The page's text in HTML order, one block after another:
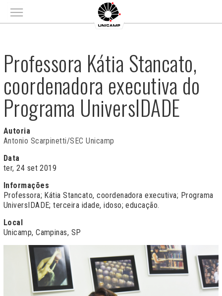
Main menu
Professora Kátia Stancato,
coordenadora executiva do
Programa UniversIDADE
Autoria
Antonio Scarpinetti/SEC Unicamp
Data
ter, 24 set 2019
Informações
Professora; Kátia Stancato, coordenadora executiva; Programa
UniversIDADE; terceira idade, idoso; educação.
Local
Unicamp, Campinas, SP